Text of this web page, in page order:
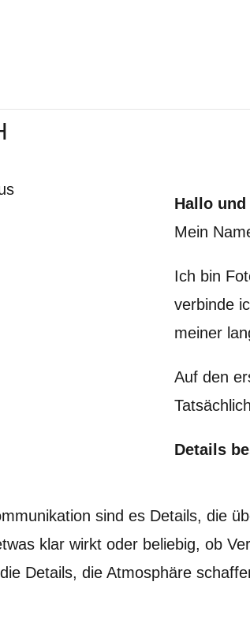
Hallo
Mein
Ich bin
verbinde
meiner
Auf den
Details
sind es Details, die
klar wirkt oder beliebig, ob
Details, die Atmosphäre